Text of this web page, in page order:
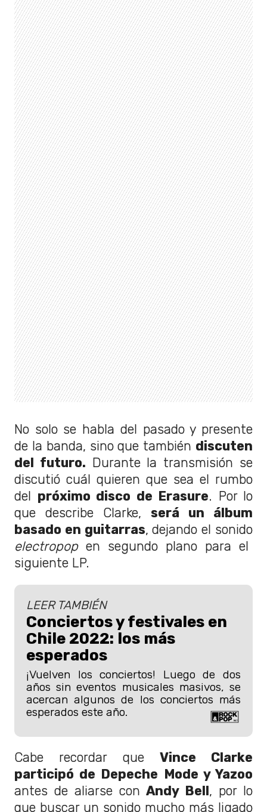
No solo se habla del pasado y presente
de la banda, sino que también discuten
del futuro. Durante la transmisión se
discutió cuál quieren que sea el rumbo
del próximo disco de Erasure. Por lo
que describe Clarke, será un álbum
basado en guitarras, dejando el sonido
electropopen segundo plano para el
siguiente LP.
LEER TAMBIÉN
Conciertos y festivales en
Chile 2022: los más
esperados
¡Vuelven los conciertos! Luego de dos
años sin eventos musicales masivos, se
acercan algunos de los conciertos más
esperados este año.
Cabe recordar que Vince Clarke
participó de Depeche Mode y Yazoo
antes de aliarse conAndy Bell, por lo
que buscar un sonido mucho más ligado